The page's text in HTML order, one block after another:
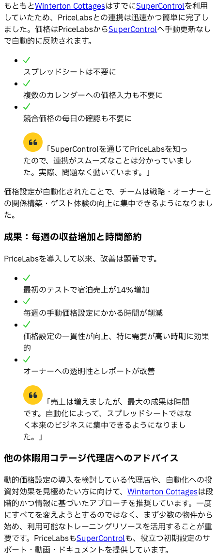
もともとWinterton CottagesはすでにSuperControlを利用
していたため、PriceLabsとの連携は迅速かつ簡単に完了し
ました。価格はPriceLabsからSuperControlへ手動更新なし
で自動的に反映されます。
スプレッドシートは不要に
複数のカレンダーへの価格入力も不要に
競合価格の毎日の確認も不要に
「SuperControlを通じてPriceLabsを知っ
たので、連携がスムーズなことは分かっていまし
た。実際、問題なく動いています。」
価格設定が自動化されたことで、チームは戦略・オーナーと
の関係構築・ゲスト体験の向上に集中できるようになりまし
た。
成果：毎週の収益増加と時間節約
PriceLabsを導入して以来、改善は顕著です。
最初のテストで宿泊売上が14%増加
毎週の手動価格設定にかかる時間が削減
価格設定の一貫性が向上、特に需要が高い時期に効果
的
オーナーへの透明性とレポートが改善
「売上は増えましたが、最大の成果は時間
です。自動化によって、スプレッドシートではな
く本来のビジネスに集中できるようになりまし
た。」
他の休暇用コテージ代理店へのアドバイス
動的価格設定の導入を検討している代理店や、自動化への投
資対効果を見極めたい方に向けて、 Winterton Cottagesは段
階的かつ情報に基づいたアプローチを推奨しています。一度
にすべてを変えようとするのではなく、まず少数の物件から
始め、利用可能なトレーニングリソースを活用することが重
要です。PriceLabsもSuperControlも、役立つ初期設定のサ
ポート・動画・ドキュメントを提供しています。